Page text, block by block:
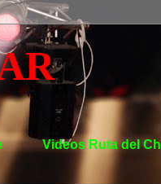
Videos Ruta del